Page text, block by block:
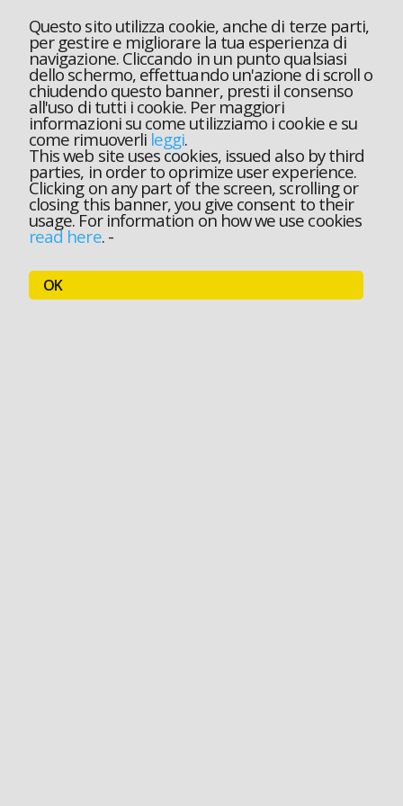
Questo sito utilizza cookie, anche di terze parti,
per gestire e migliorare la tua esperienza di
navigazione. Cliccando in un punto qualsiasi
dello schermo, effettuando un'azione di scroll o
chiudendo questo banner, presti il consenso
all'uso di tutti i cookie. Per maggiori
informazioni su come utilizziamo i cookie e su
come rimuoverli leggi.
This web site uses cookies, issued also by third
parties, in order to oprimize user experience.
Clicking on any part of the screen, scrolling or
closing this banner, you give consent to their
usage. For information on how we use cookies
read here.-
OK